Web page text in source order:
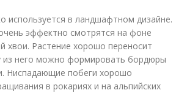
используется в ландшафтном дизайне.
эффектно смотрятся на фоне
хвои. Растение хорошо переносит
из него можно формировать бордюры
Ниспадающие побеги хорошо
в рокариях и на альпийских